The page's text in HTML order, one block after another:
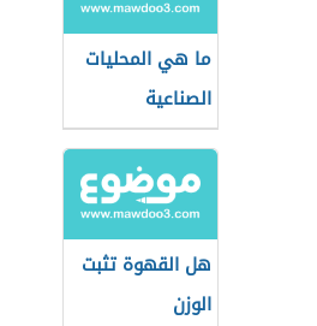
ما هي المحليات
الصناعية
هل القهوة تثبت
الوزن